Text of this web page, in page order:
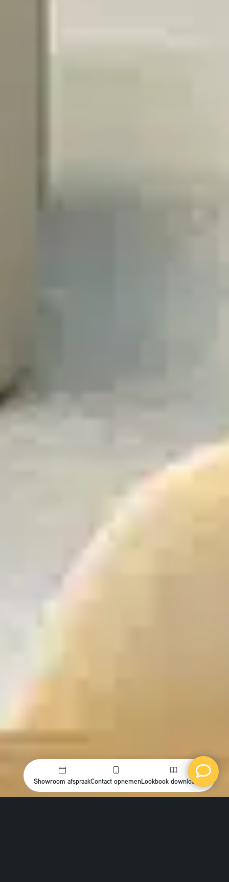
Showroom afspraakContact opnemenLookbook downloaden